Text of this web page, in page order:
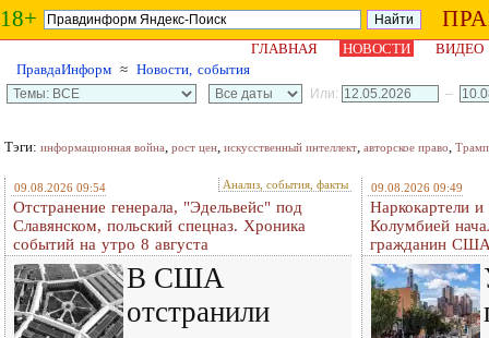
18+
ГЛАВНАЯ НОВОСТИ
ВИДЕО
ПравдаИнформ ≈ Новости, события
Или: –
Тэги: информационная война, рост цен, искусственный интеллект, авторское право, Трамп
09.08.2026 09:54 Анализ, события, факты
Отстранение генерала, "Эдельвейс" под
Славянском, польский спецназ. Хроника
событий на утро 8 августа
В США
отстранили
09.08.2026 09:49
Наркокартели
Колумбией
гражданин